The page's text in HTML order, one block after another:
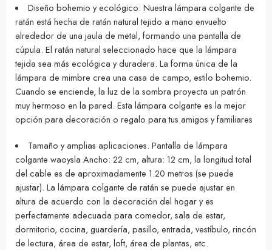
Diseño bohemio y ecológico: Nuestra lámpara colgante de
ratán está hecha de ratán natural tejido a mano envuelto
alrededor de una jaula de metal, formando una pantalla de
cúpula. El ratán natural seleccionado hace que la lámpara
tejida sea más ecológica y duradera. La forma única de la
lámpara de mimbre crea una casa de campo, estilo bohemio.
Cuando se enciende, la luz de la sombra proyecta un patrón
muy hermoso en la pared. Esta lámpara colgante es la mejor
opción para decoración o regalo para tus amigos y familiares
Tamaño y amplias aplicaciones. Pantalla de lámpara
colgante waoysla Ancho: 22 cm, altura: 12 cm, la longitud total
del cable es de aproximadamente 1.20 metros (se puede
ajustar). La lámpara colgante de ratán se puede ajustar en
altura de acuerdo con la decoración del hogar y es
perfectamente adecuada para comedor, sala de estar,
dormitorio, cocina, guardería, pasillo, entrada, vestíbulo, rincón
de lectura, área de estar, loft, área de plantas, etc.